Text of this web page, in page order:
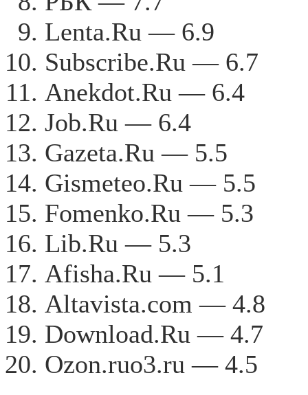
Lenta.Ru — 6.9
Subscribe.Ru — 6.7
Anekdot.Ru — 6.4
Job.Ru — 6.4
Gazeta.Ru — 5.5
Gismeteo.Ru — 5.5
Fomenko.Ru — 5.3
Lib.Ru — 5.3
Afisha.Ru — 5.1
Altavista.com — 4.8
Download.Ru — 4.7
Ozon.ruо3.ru — 4.5